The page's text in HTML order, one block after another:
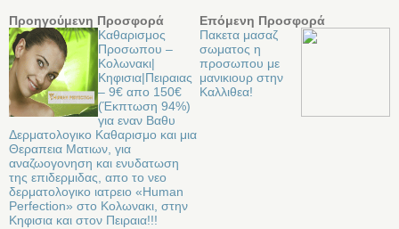
Προηγούμενη Προσφορά
Καθαρισμος
Προσωπου –
Κολωνακι|
Κηφισια|Πειραιας
– 9€ απο 150€
(Έκπτωση 94%)
για εναν Bαθυ
Δερματολογικο Καθαρισμο και μια
Θεραπεια Ματιων, για
αναζωογονηση και ενυδατωση
της επιδερμιδας, απο το νεο
δερματολογικο ιατρειο «Human
Perfection» στo Κολωνακι, στην
Κηφισια και στον Πειραια!!!
Επόμενη Προσφορά
Πακετα μασαζ
σωματος η
προσωπου με
μανικιουρ στην
Καλλιθεα!